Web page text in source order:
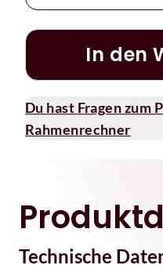
In den
Du hast Fragen zum
Rahmenrechner
Technische